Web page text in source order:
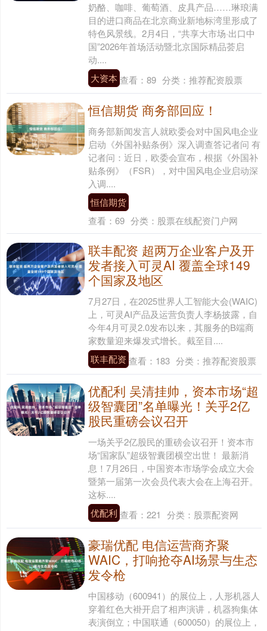
奶酪、咖啡、葡萄酒、皮具产品……琳琅满
目的进口商品在北京商业新地标湾里形成了
特色风景线。2月4日，“共享大市场·出口中
国”2026年首场活动暨北京国际精品荟启
动....
大资本 查看： 89 分类： 推荐配资股票
恒信期货 商务部回应！
商务部新闻发言人就欧委会对中国风电企业
启动《外国补贴条例》深入调查答记者问 有
记者问：近日，欧委会宣布，根据《外国补
贴条例》（FSR），对中国风电企业启动深
入调....
恒信期货
查看： 69 分类： 股票在线配资门户网
联丰配资 超两万企业客户及开
发者接入可灵AI 覆盖全球149
个国家及地区
7月27日，在2025世界人工智能大会(WAIC)
上，可灵AI产品及运营负责人李杨披露，自
今年4月可灵2.0发布以来，其服务的B端商
家数量迎来爆发式增长。截至目....
联丰配资 查看： 183 分类： 推荐配资股票
优配利 吴清挂帅，资本市场“超
级智囊团”名单曝光！关乎2亿
股民重磅会议召开
一场关乎2亿股民的重磅会议召开！资本市
场“国家队”超级智囊团横空出世！ 最新消
息！7月26日，中国资本市场学会成立大会
暨第一届第一次会员代表大会在上海召开。
这标....
优配利 查看： 221 分类： 股票配资网
豪瑞优配 电信运营商齐聚
WAIC，打响抢夺AI场景与生态
发令枪
中国移动（600941）的展位上，人形机器人
穿着红色大褂开启了相声演讲，机器狗集体
表演倒立；中国联通（600050）的展位上，